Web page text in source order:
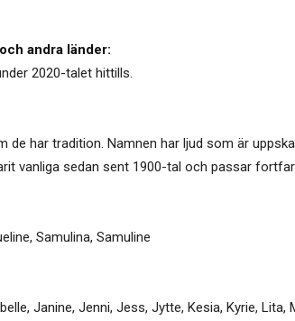
andra länder:
2020-talet hittills.
har tradition. Namnen har ljud som är
vanliga sedan sent 1900-tal och passar
, Samulina, Samuline
, Janine, Jenni, Jess, Jytte, Kesia, Kyrie, Lita,